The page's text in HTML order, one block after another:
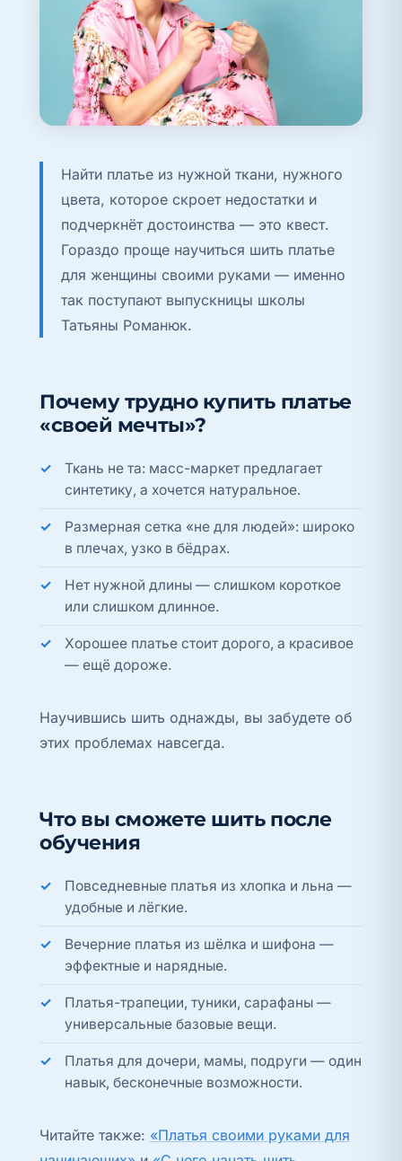
Найти платье из нужной ткани, нужного
цвета, которое скроет недостатки и
подчеркнёт достоинства — это квест.
Гораздо проще научиться шить платье
для женщины своими руками — именно
так поступают выпускницы школы
Татьяны Романюк.
Почему трудно купить платье
«своей мечты»?
Ткань не та: масс-маркет предлагает
синтетику, а хочется натуральное.
Размерная сетка «не для людей»: широко
в плечах, узко в бёдрах.
Нет нужной длины — слишком короткое
или слишком длинное.
Хорошее платье стоит дорого, а красивое
— ещё дороже.
Научившись шить однажды, вы забудете об
этих проблемах навсегда.
Что вы сможете шить после
обучения
Повседневные платья из хлопка и льна —
удобные и лёгкие.
Вечерние платья из шёлка и шифона —
эффектные и нарядные.
Платья-трапеции, туники, сарафаны —
универсальные базовые вещи.
Платья для дочери, мамы, подруги — один
навык, бесконечные возможности.
Читайте также: «Платья своими руками для